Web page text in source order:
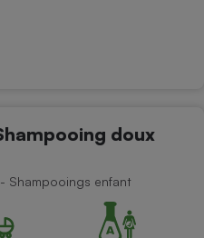
doux
Shampooings enfant